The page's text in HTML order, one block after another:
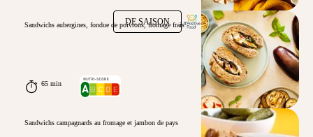
DE SAISON
Sandwichs aubergines, fondue de poivrons, fromage frais
65 min
Sandwichs campagnards au fromage et jambon de pays